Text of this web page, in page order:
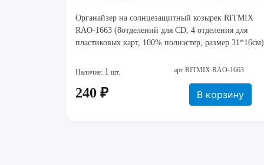
Органайзер на солнцезащитный козырек RITMIX
RAO-1663 (8отделений для CD, 4 отделения для
пластиковых карт, 100% полиэстер, размер 31*16см)
Наличие: 1 шт. арт:RITMIX RAO-1663
240 ₽ В корзину